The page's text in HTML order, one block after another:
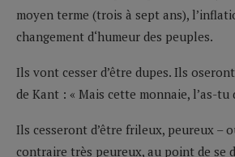
moyen terme (trois à sept ans),
changement d‘humeur des peuples.
Ils vont cesser d’être dupes. Ils
de Kant : « Mais cette monnaie, l’as-tu
Ils cesseront d’être frileux, peureux –
contraire très peureux, au point de se